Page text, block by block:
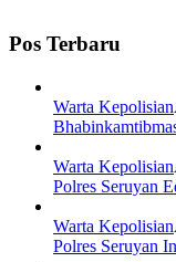
Pos Terbaru
Warta Kepolisian
Warta Kepolisian
Polres Seruyan
Warta Kepolisian
Polres Seruyan